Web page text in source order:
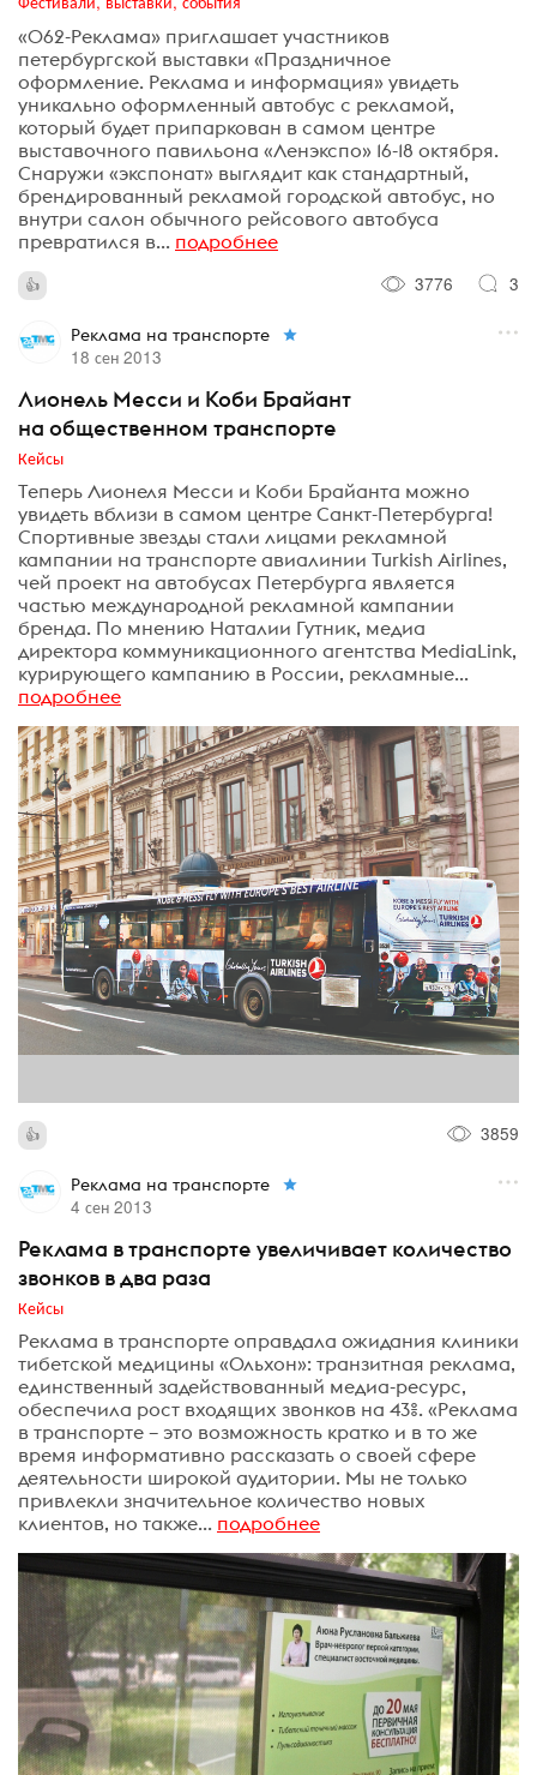
«062-Реклама» приглашает участников
петербургской выставки «Праздничное
оформление. Реклама и информация» увидеть
уникально оформленный автобус с рекламой,
который будет припаркован в самом центре
выставочного павильона «Ленэкспо» 16-18 октября.
Снаружи «экспонат» выглядит как стандартный,
брендированный рекламой городской автобус, но
внутри салон обычного рейсового автобуса
превратился в... подробнее
3776
3
Реклама на транспорте
18 сен 2013
Лионель Месси и Коби Брайант
на общественном транспорте
Кейсы
Теперь Лионеля Месси и Коби Брайанта можно
увидеть вблизи в самом центре Санкт-Петербурга!
Спортивные звезды стали лицами рекламной
кампании на транспорте авиалинии Turkish Airlines,
чей проект на автобусах Петербурга является
частью международной рекламной кампании
бренда. По мнению Наталии Гутник, медиа
директора коммуникационного агентства MediaLink,
курирующего кампанию в России, рекламные...
подробнее
3859
Реклама на транспорте
4 сен 2013
Реклама в транспорте увеличивает количество
звонков в два раза
Кейсы
Реклама в транспорте оправдала ожидания клиники
тибетской медицины «Ольхон»: транзитная реклама,
единственный задействованный медиа-ресурс,
обеспечила рост входящих звонков на 43%. «Реклама
в транспорте – это возможность кратко и в то же
время информативно рассказать о своей сфере
деятельности широкой аудитории. Мы не только
привлекли значительное количество новых
клиентов, но также... подробнее